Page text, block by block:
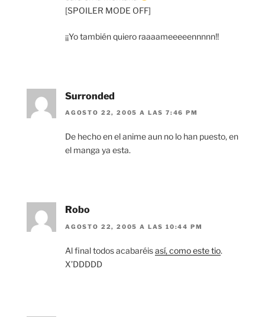
[SPOILER MODE OFF]
¡¡Yo también quiero raaaameeeeennnnn!!
Surronded
AGOSTO 22, 2005 A LAS 7:46 PM
De hecho en el anime aun no lo han puesto, en
el manga ya esta.
Robo
AGOSTO 22, 2005 A LAS 10:44 PM
Al final todos acabaréisasí, como este tio.
X’DDDDD